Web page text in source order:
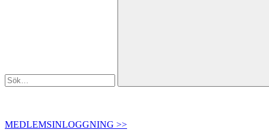
MEDLEMSINLOGGNING >>